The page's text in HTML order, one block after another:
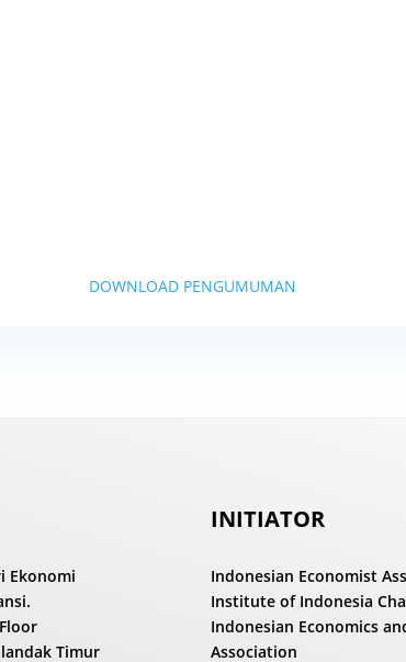
DOWNLOAD PENGUMUMAN
Ekonomi
Timur
INITIATOR
Indonesian Economist
Institute of Indonesia
Indonesian Economics
Association